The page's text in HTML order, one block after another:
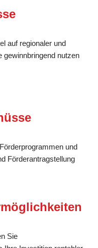
auf regionaler und
gewinnbringend nutzen
und
Förderantragstellung
Sie